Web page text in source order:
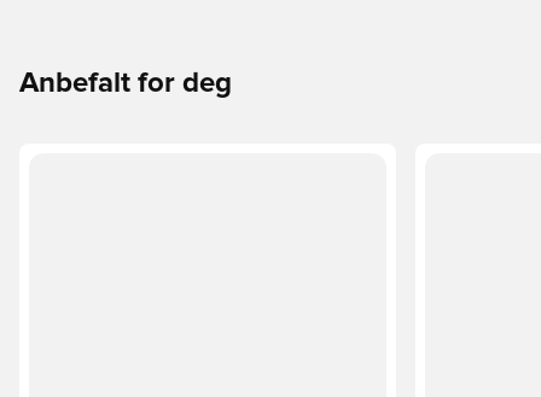
Anbefalt for deg